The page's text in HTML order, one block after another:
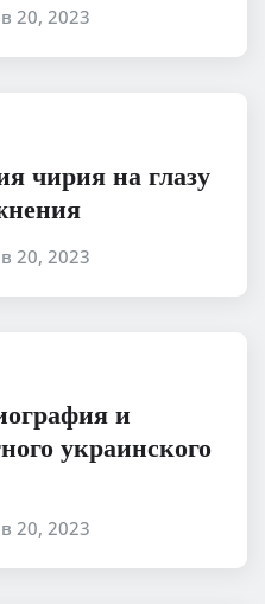
20, 2023
чирия на глазу
20, 2023
и
украинского
20, 2023